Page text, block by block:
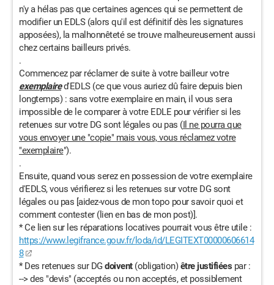
n'y a hélas pas que certaines agences qui se permettent de
modifier un EDLS (alors qu'il est définitif dès les signatures
apposées), la malhonnêteté se trouve malheureusement aussi
chez certains bailleurs privés.
.
Commencez par réclamer de suite à votre bailleur votre
exemplaired'EDLS (ce que vous auriez dû faire depuis bien
longtemps) : sans votre exemplaire en main, il vous sera
impossible de le comparer à votre EDLE pour vérifier si les
retenues sur votre DG sont légales ou pas (Il ne pourra que
vous envoyer une "copie" mais vous, vous réclamez votre
"exemplaire").
.
Ensuite, quand vous serez en possession de votre exemplaire
d'EDLS, vous vérifierez si les retenues sur votre DG sont
légales ou pas [aidez-vous de mon topo pour savoir quoi et
comment contester (lien en bas de mon post)].
* Ce lien sur les réparations locatives pourrait vous être utile :
https://www.legifrance.gouv.fr/loda/id/LEGITEXT00000606614
8
* Des retenues sur DG doivent(obligation)être justifiées par :
--> des "devis" (acceptés ou non acceptés, et possiblement